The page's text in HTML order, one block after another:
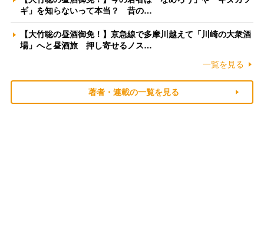
ギ」を知らないって本当？ 昔の…
【大竹聡の昼酒御免！】京急線で多摩川越えて「川崎の大衆酒
場」へと昼酒旅 押し寄せるノス…
一覧を見る
著者・連載の一覧を見る